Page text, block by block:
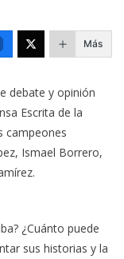
Más
debate y opinión
Escrita de la
campeones
Ismael Borrero,
¿Cuánto puede
sus historias y la